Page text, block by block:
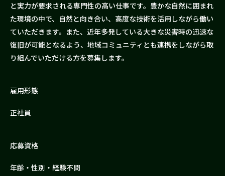
と実力が要求される専門性の高い仕事です。豊かな自然に囲まれ
た環境の中で、自然と向き合い、高度な技術を活用しながら働い
ていただきます。また、近年多発している大きな災害時の迅速な
復旧が可能となるよう、地域コミュニティとも連携をしながら取
り組んでいただける方を募集します。
雇用形態
正社員
応募資格
年齢・性別・経験不問